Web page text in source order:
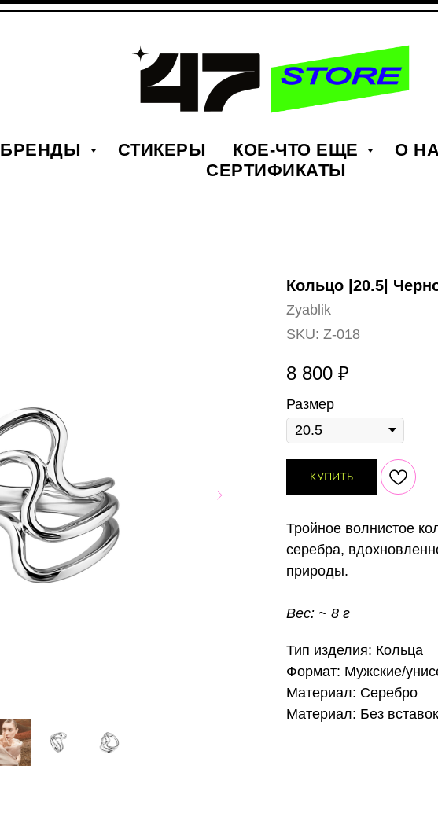
БРЕНДЫ СТИКЕРЫ КОЕ-ЧТО ЕЩЕ О
СЕРТИФИКАТЫ
Кольцо |20.5|
Zyablik
SKU: Z-018
8 800 ₽
Размер
КУПИТЬ
Тройное волнистое
серебра,
природы.
Вес: ~ 8 г
Тип изделия: Кольца
Формат: Мужские/
Материал: Серебро
Материал: Без вставок